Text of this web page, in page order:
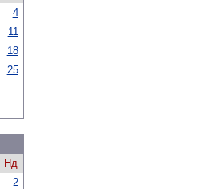
4
11
18
25
Нд
2